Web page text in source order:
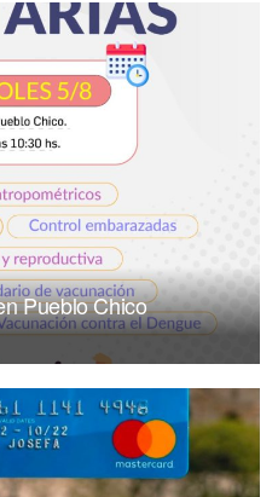
Pueblo Chico